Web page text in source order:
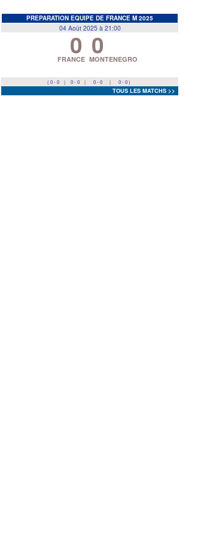
PREPARATION EQUIPE DE FRANCE M 2025
04 Août 2025 à 21:00
0
FRANCE 0
MONTENEGRO
( 0 - 0 | 0 - 0 | 0 - 0 | 0 - 0 )
TOUS LES MATCHS >>